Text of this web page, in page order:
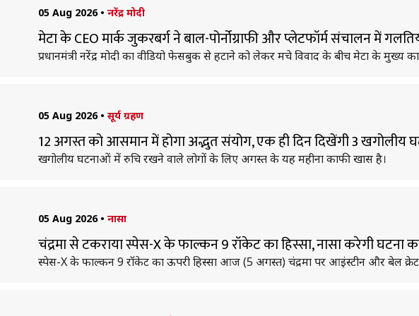
05 Aug 2026 • नरेंद्र मोदी
मेटा के CEO मार्क जुकरबर्ग ने बाल-पोर्नोग्राफी और प्लेटफॉर्म संचालन में
प्रधानमंत्री नरेंद्र मोदी का वीडियो फेसबुक से हटाने को लेकर मचे विवाद के बीच मेटा के मुख्य
05 Aug 2026 • सूर्य ग्रहण
12 अगस्त को आसमान में होगा अद्भुत संयोग, एक ही दिन दिखेंगी 3 खगोलीय
खगोलीय घटनाओं में रुचि रखने वाले लोगों के लिए अगस्त के यह महीना काफी खास है।
05 Aug 2026 • नासा
चंद्रमा से टकराया स्पेस-X के फाल्कन 9 रॉकेट का हिस्सा, नासा करेगी घटना
स्पेस-X के फाल्कन 9 रॉकेट का ऊपरी हिस्सा आज (5 अगस्त) चंद्रमा पर आइंस्टीन और बेल